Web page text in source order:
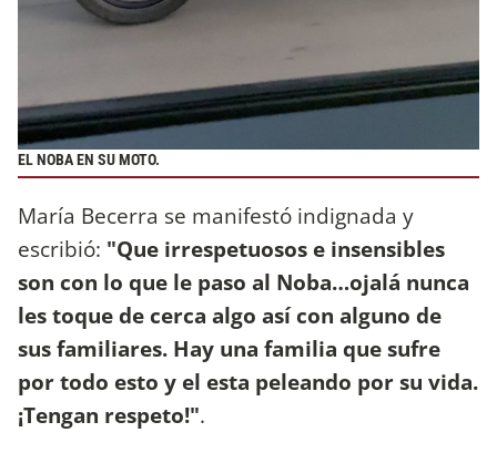
EL NOBA EN SU MOTO.
María Becerra se manifestó indignada y
escribió: "Que irrespetuosos e insensibles
son con lo que le paso al Noba…ojalá nunca
les toque de cerca algo así con alguno de
sus familiares. Hay una familia que sufre
por todo esto y el esta peleando por su vida.
¡Tengan respeto!".